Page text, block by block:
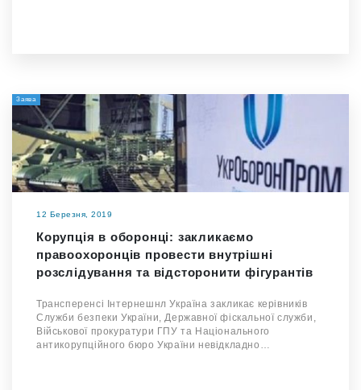
Заява
12 Березня, 2019
Корупція в оборонці: закликаємо
правоохоронців провести внутрішні
розслідування та відсторонити фігурантів
Трансперенсі Інтернешнл Україна закликає керівників
Служби безпеки України, Державної фіскальної служби,
Військової прокуратури ГПУ та Національного
антикорупційного бюро України невідкладно…